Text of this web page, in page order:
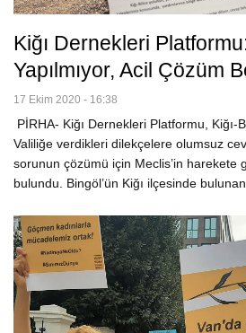
Kiğı Dernekleri
Yapılmıyor, Acil Çözüm
17 Ekim 2020 - 16:38
PİRHA- Kiğı Dernekleri Platformu, Kiğı-
Valiliğe verdikleri dilekçelere olumsuz
sorunun çözümü için Meclis’in harekete
bulundu. Bingöl’ün Kiğı ilçesinde